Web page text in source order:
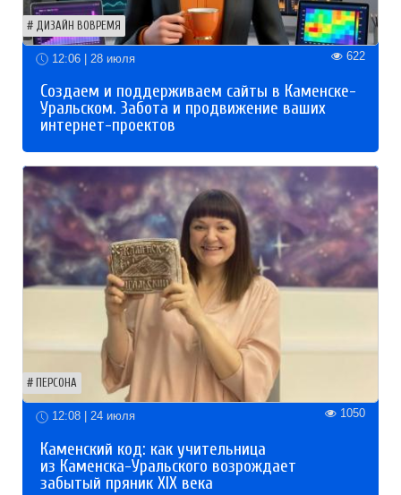
ДИЗАЙН ВОВРЕМЯ
12:06 | 28 июля 622
Создаем и поддерживаем сайты в Каменске-
Уральском. Забота и продвижение ваших
интернет-проектов
ПЕРСОНА
12:08 | 24 июля 1050
Каменский код: как учительница
из Каменска-Уральского возрождает
забытый пряник XIX века